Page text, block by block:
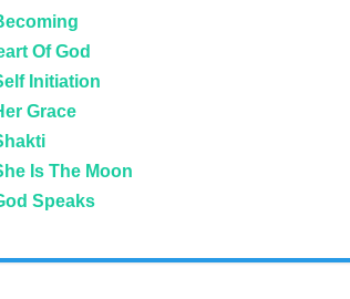
Of God
Initiation
Grace
Is The Moon
Speaks